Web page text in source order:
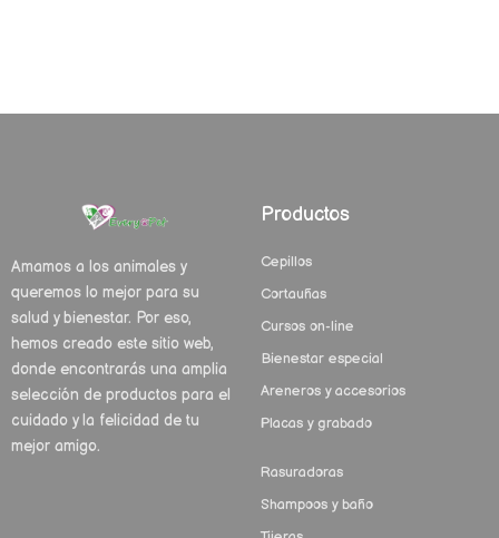
Amamos a los animales y
queremos lo mejor para su
salud y bienestar. Por eso,
hemos creado este sitio web,
donde encontrarás una amplia
selección de productos para el
cuidado y la felicidad de tu
mejor amigo.
Productos
Cepillos
Cortauñas
Cursos on-line
Bienestar especial
Areneros y accesorios
Placas y grabado
Rasuradoras
Shampoos y baño